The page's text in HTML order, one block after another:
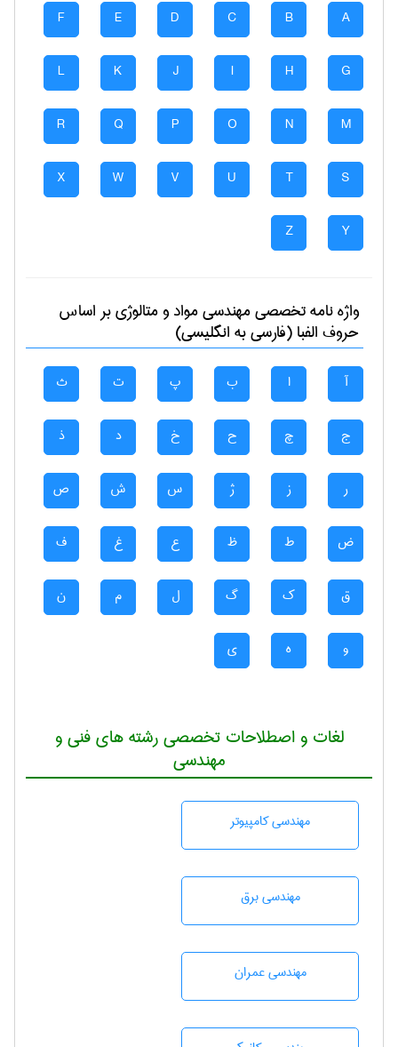
A
B
C
D
E
F
G
H
I
J
K
L
M
N
O
P
Q
R
S
T
U
V
W
X
Y
Z
واژه نامه تخصصیمهندسی مواد و متالوژیبر اساس
حروف الفبا (فارسی به انگلیسی)
آ ا ب پ ت ث
ج چ ح خ د ذ
ر ز ژ س ش ص
ض ط ظ ع غ ف
ق ک گ ل م ن
و ه ی
لغات و اصطلاحات تخصصی رشته های فنی و
مهندسی
مهندسی كامپيوتر
مهندسی برق
مهندسی عمران